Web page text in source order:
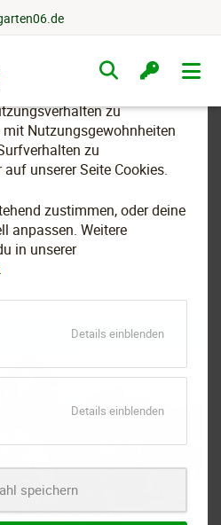
dieser Webseite
zu
Nutzungsgewohnheiten
zu
unserer Seite Cookies.
zustimmen, oder deine
anpassen. Weitere
in unserer
.
Details einblendenfür
Details einblendenfür
speichern
und die